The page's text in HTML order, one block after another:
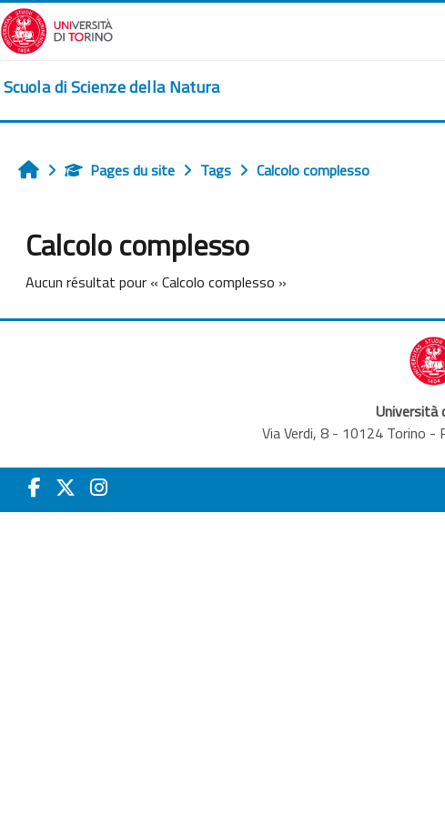
Passer au contenu principal
Scuola di Scienze della Natura
AccueilPages du site Tags Calcolo complesso
Calcolo complesso
Aucun résultat pour « Calcolo complesso »
Università
Via Verdi, 8 - 10124 Torino -